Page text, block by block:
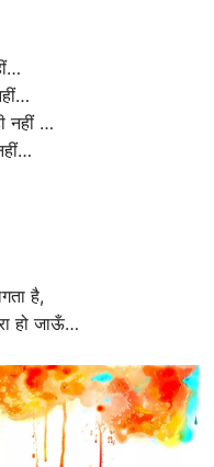
नहीं …
है,
हो जाऊँ…